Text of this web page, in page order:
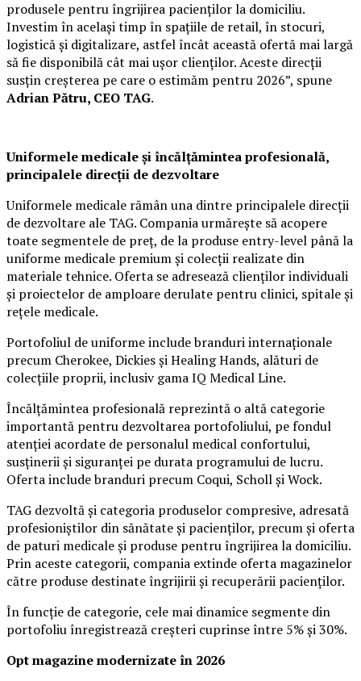
produsele pentru îngrijirea pacienților la domiciliu.
Investim în același timp în spațiile de retail, în stocuri,
logistică și digitalizare, astfel încât această ofertă mai largă
să fie disponibilă cât mai ușor clienților. Aceste direcții
susțin creșterea pe care o estimăm pentru 2026”, spune
Adrian Pătru, CEO TAG.
Uniformele medicale și încălțămintea profesională,
principalele direcții de dezvoltare
Uniformele medicale rămân una dintre principalele direcții
de dezvoltare ale TAG. Compania urmărește să acopere
toate segmentele de preț, de la produse entry-level până la
uniforme medicale premium și colecții realizate din
materiale tehnice. Oferta se adresează clienților individuali
și proiectelor de amploare derulate pentru clinici, spitale și
rețele medicale.
Portofoliul de uniforme include branduri internaționale
precum Cherokee, Dickies și Healing Hands, alături de
colecțiile proprii, inclusiv gama IQ Medical Line.
Încălțămintea profesională reprezintă o altă categorie
importantă pentru dezvoltarea portofoliului, pe fondul
atenției acordate de personalul medical confortului,
susținerii și siguranței pe durata programului de lucru.
Oferta include branduri precum Coqui, Scholl și Wock.
TAG dezvoltă și categoria produselor compresive, adresată
profesioniștilor din sănătate și pacienților, precum și oferta
de paturi medicale și produse pentru îngrijirea la domiciliu.
Prin aceste categorii, compania extinde oferta magazinelor
către produse destinate îngrijirii și recuperării pacienților.
În funcție de categorie, cele mai dinamice segmente din
portofoliu înregistrează creșteri cuprinse între 5% și 30%.
Opt magazine modernizate în 2026